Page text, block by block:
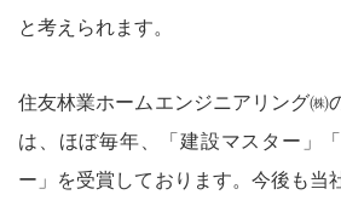
と考えられます。
住友林業ホームエンジニアリング㈱
は、ほぼ毎年、「建設マスター」
ー」を受賞しております。今後も当